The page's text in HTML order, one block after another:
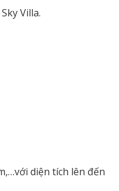
Villa.
diện tích lên đến